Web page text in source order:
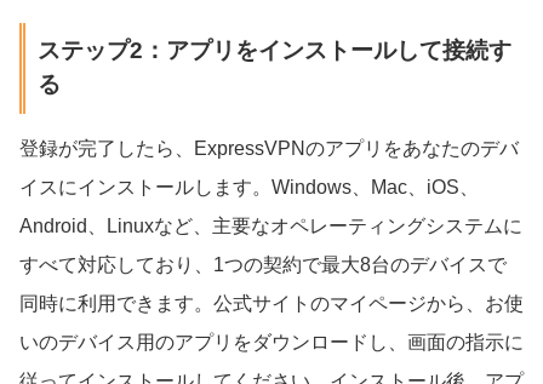
ステップ2：アプリをインストールして接続す
る
登録が完了したら、ExpressVPNのアプリをあなたのデバ
イスにインストールします。Windows、Mac、iOS、
Android、Linuxなど、主要なオペレーティングシステムに
すべて対応しており、1つの契約で最大8台のデバイスで
同時に利用できます。公式サイトのマイページから、お使
いのデバイス用のアプリをダウンロードし、画面の指示に